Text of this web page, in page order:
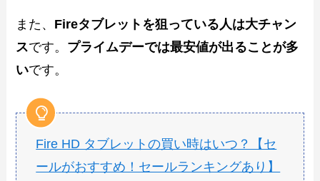
また、 Fireタブレットを狙っている人は大チャン
スです。 プライムデーでは最安値が出ることが多
いです。
Fire HD タブレットの買い時はいつ？【セ
ールがおすすめ！セールランキングあり】